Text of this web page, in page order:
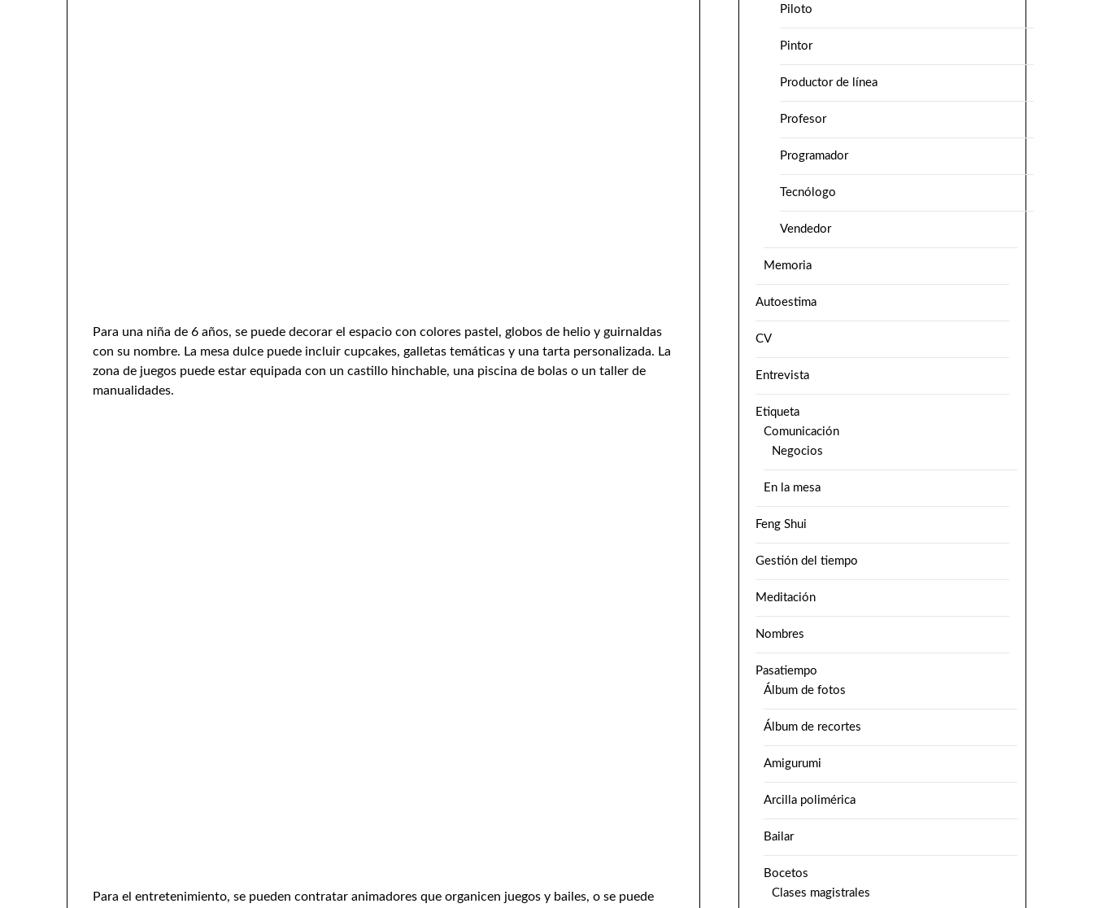
Para una niña de 6 años, se puede decorar el espacio con colores pastel, globos de helio y guirnaldas
con su nombre. La mesa dulce puede incluir cupcakes, galletas temáticas y una tarta personalizada. La
zona de juegos puede estar equipada con un castillo hinchable, una piscina de bolas o un taller de
manualidades.
Para el entretenimiento, se pueden contratar animadores que organicen juegos y bailes, o se puede
Piloto
Pintor
Productor de línea
Profesor
Programador
Tecnólogo
Vendedor
Memoria
Autoestima
CV
Entrevista
Etiqueta
Comunicación
Negocios
En la mesa
Feng Shui
Gestión del tiempo
Meditación
Nombres
Pasatiempo
Álbum de fotos
Álbum de recortes
Amigurumi
Arcilla polimérica
Bailar
Bocetos
Clases magistrales